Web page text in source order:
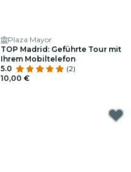
Plaza Mayor
TOP Madrid: Geführte Tour mit
Ihrem Mobiltelefon
5.0
(2)
10,00 €